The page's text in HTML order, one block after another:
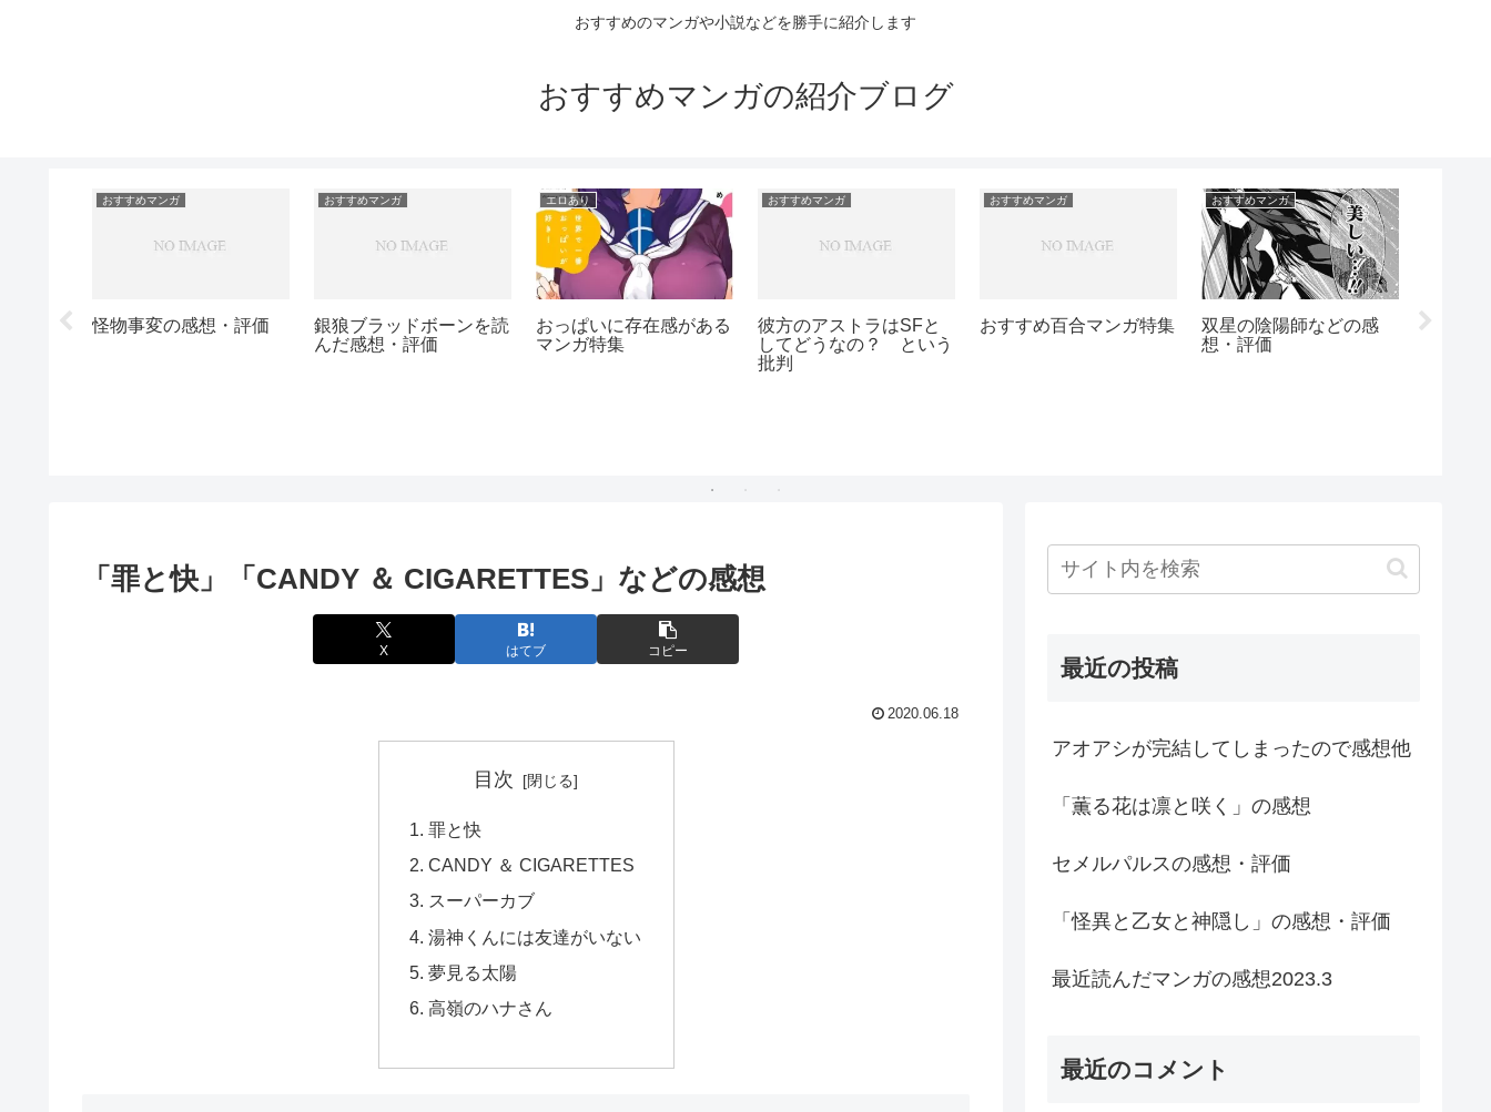
おすすめのマンガや小説などを勝手に紹介します
おすすめマンガの紹介ブログ
おすすめマンガ
「怪異と乙女と神隠し」
おすすめマンガ
す。の感想・評価
おすすめマンガ
「罪と快」「CANDY ＆
CIGARETTES」などの
おすすめマンガ
『僕の心のヤバイやつ』
の原さんを昔と今で比較
おすすめマンガ
【ネタバレなし】憂国の
おすすめマンガ
ぼくたちは勉強ができな
いの感想・評価
「罪と快」「CANDY ＆ CIGARETTES」などの感想
X はてブ コピー
2020.06.18
目次
罪と快
CANDY ＆ CIGARETTES
スーパーカブ
湯神くんには友達がいない
夢見る太陽
高嶺のハナさん
最近の投稿
アオアシが完結してしまったので感想他
「薫る花は凛と咲く」の感想
セメルパルスの感想・評価
「怪異と乙女と神隠し」の感想・評価
最近読んだマンガの感想2023.3
最近のコメント